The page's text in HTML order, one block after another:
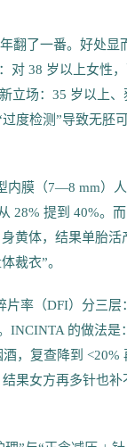
翻了一番。好处显
对 38 岁以上女性
立场：35 岁以上、
度检测”导致无胚
内膜（7—8 mm）人
28% 提到 40%。而
黄体，结果单胎活
裁衣”。
片率（DFI）分三层
INCINTA 的做法是
，复查降到 <20%
果女方再多针也补